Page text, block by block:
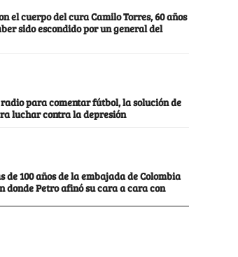
el cuerpo del cura Camilo Torres, 60 años
sido escondido por un general del
para comentar fútbol, la solución de
luchar contra la depresión
de 100 años de la embajada de Colombia
donde Petro afinó su cara a cara con